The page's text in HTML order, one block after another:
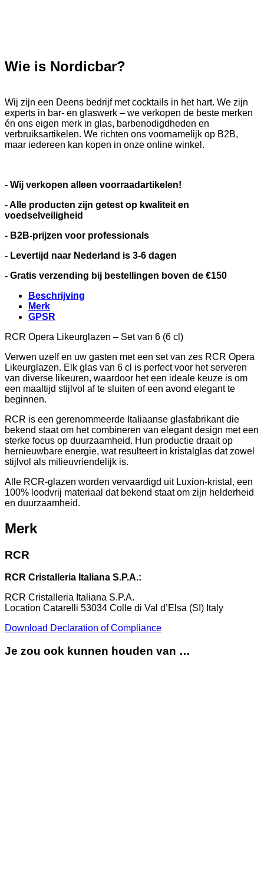
Wie is Nordicbar?
Wij zijn een Deens bedrijf met cocktails in het hart. We zijn
experts in bar- en glaswerk – we verkopen de beste merken
én ons eigen merk in glas, barbenodigdheden en
verbruiksartikelen. We richten ons voornamelijk op B2B,
maar iedereen kan kopen in onze online winkel.
- Wij verkopen alleen voorraadartikelen!
- Alle producten zijn getest op kwaliteit en
voedselveiligheid
- B2B-prijzen voor professionals
- Levertijd naar Nederland is 3-6 dagen
- Gratis verzending bij bestellingen boven de €150
Beschrijving
Merk
GPSR
RCR Opera Likeurglazen – Set van 6 (6 cl)
Verwen uzelf en uw gasten met een set van zes RCR Opera
Likeurglazen. Elk glas van 6 cl is perfect voor het serveren
van diverse likeuren, waardoor het een ideale keuze is om
een maaltijd stijlvol af te sluiten of een avond elegant te
beginnen.
RCR is een gerenommeerde Italiaanse glasfabrikant die
bekend staat om het combineren van elegant design met een
sterke focus op duurzaamheid. Hun productie draait op
hernieuwbare energie, wat resulteert in kristalglas dat zowel
stijlvol als milieuvriendelijk is.
Alle RCR-glazen worden vervaardigd uit Luxion-kristal, een
100% loodvrij materiaal dat bekend staat om zijn helderheid
en duurzaamheid.
Merk
RCR
RCR Cristalleria Italiana S.P.A.:
RCR Cristalleria Italiana S.P.A.
Location Catarelli 53034 Colle di Val d’Elsa (SI) Italy
Download Declaration of Compliance
Je zou ook kunnen houden van …